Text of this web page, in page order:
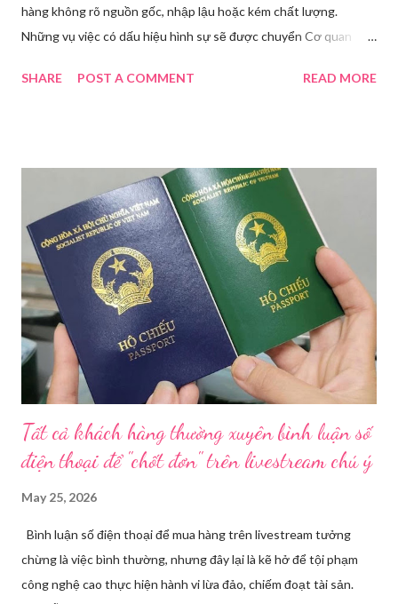
hàng không rõ nguồn gốc, nhập lậu hoặc kém chất lượng.
Những vụ việc có dấu hiệu hình sự sẽ được chuyển Cơ quan
Hoài Nam đã ký ban hành Kế hoạch số 4316/KH-SYT về việc
trạng kinh doanh mỹ phẩm thật - giả lẫn lộn. Để chấn chỉnh, Sở Y
tế TP HCM sẽ phối hợp với các sở, ngành và chính quyền địa
phương tăng cường kiểm tra, giám sát. Đợt này, Phòng Nghiệp
vụ Dược sẽ tham mưu Giám đốc Sở Y tế thành lập Tổ công tác
về mỹ phẩm. Cơ quan Cảnh sát điều tra Công an TP HCM vừa
triệt phá đường dây sản xuất, buôn bán mỹ phẩm giả quy mô
lớn, hoạt động tinh vi ngay giữa khu dân cư ở phường Tân Tạo.
Bên cạnh đó, Sở Y tế sẽ công khai danh ...
SHARE POST A COMMENT READ MORE
Tất cả khách hàng thường xuyên bình luận số
điện thoại để "chốt đơn" trên livestream chú ý
May 25, 2026
Bình luận số điện thoại để mua hàng trên livestream tưởng
chừng là việc bình thường, nhưng đây lại là kẽ hở để tội phạm
công nghệ cao thực hiện hành vi lừa đảo, chiếm đoạt tài sản.